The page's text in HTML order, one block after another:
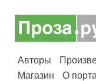
Авторы
Магазин
О